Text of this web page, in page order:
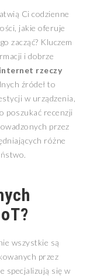
Ci codzienne
jakie oferuje
zacząć? Kluczem
i dobrze
rzeczy
źródeł to
w urządzenia,
poszukać recenzji
przez
różne
wszystkie są
przez
specjalizują się w